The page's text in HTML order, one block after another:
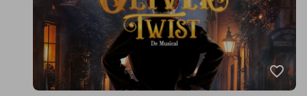
favorite_border